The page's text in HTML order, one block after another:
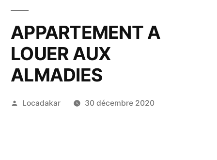
APPARTEMENT A
LOUER AUX
ALMADIES
Publié
Locadakar 30 décembre 2020